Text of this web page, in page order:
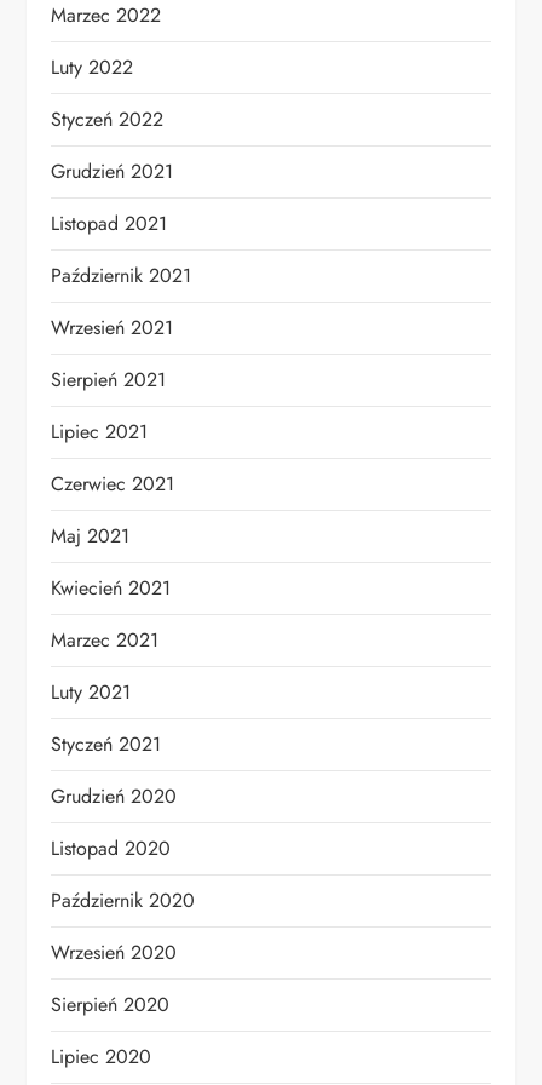
Marzec 2022
Luty 2022
Styczeń 2022
Grudzień 2021
Listopad 2021
Październik 2021
Wrzesień 2021
Sierpień 2021
Lipiec 2021
Czerwiec 2021
Maj 2021
Kwiecień 2021
Marzec 2021
Luty 2021
Styczeń 2021
Grudzień 2020
Listopad 2020
Październik 2020
Wrzesień 2020
Sierpień 2020
Lipiec 2020